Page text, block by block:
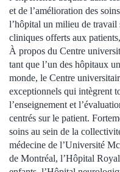
et de l’amélioration des
l’hôpital un milieu de travail
cliniques offerts aux
À propos du Centre
tant que l’un des hôpitaux
monde, le Centre
exceptionnels qui intègrent
l’enseignement et
centrés sur le patient.
soins au sein de la
médecine de l’Université
de Montréal, l’Hôpital